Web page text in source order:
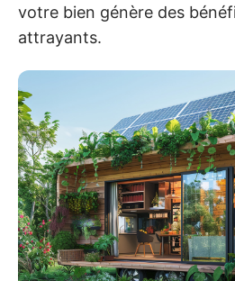
votre bien génère des
attrayants.